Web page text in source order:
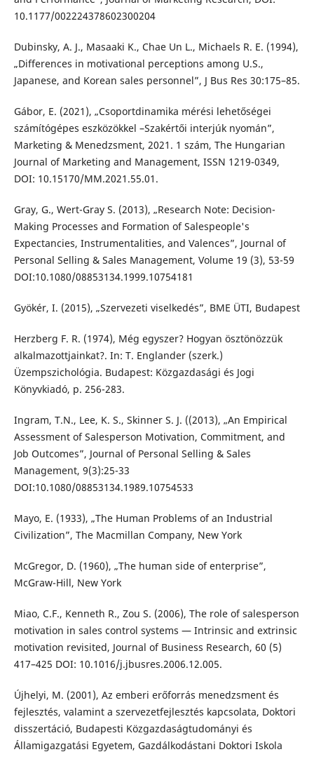
10.1177/002224378602300204
Dubinsky, A. J., Masaaki K., Chae Un L., Michaels R. E. (1994),
„Differences in motivational perceptions among U.S.,
Japanese, and Korean sales personnel”, J Bus Res 30:175–85.
Gábor, E. (2021), „Csoportdinamika mérési lehetőségei
számítógépes eszközökkel –Szakértői interjúk nyomán”,
Marketing & Menedzsment, 2021. 1 szám, The Hungarian
Journal of Marketing and Management, ISSN 1219-0349,
DOI: 10.15170/MM.2021.55.01.
Gray, G., Wert-Gray S. (2013), „Research Note: Decision-
Making Processes and Formation of Salespeople's
Expectancies, Instrumentalities, and Valences”, Journal of
Personal Selling & Sales Management, Volume 19 (3), 53-59
DOI:10.1080/08853134.1999.10754181
Gyökér, I. (2015), „Szervezeti viselkedés”, BME ÜTI, Budapest
Herzberg F. R. (1974), Még egyszer? Hogyan ösztönözzük
alkalmazottjainkat?. In: T. Englander (szerk.)
Üzempszichológia. Budapest: Közgazdasági és Jogi
Könyvkiadó, p. 256-283.
Ingram, T.N., Lee, K. S., Skinner S. J. ((2013), „An Empirical
Assessment of Salesperson Motivation, Commitment, and
Job Outcomes”, Journal of Personal Selling & Sales
Management, 9(3):25-33
DOI:10.1080/08853134.1989.10754533
Mayo, E. (1933), „The Human Problems of an Industrial
Civilization”, The Macmillan Company, New York
McGregor, D. (1960), „The human side of enterprise”,
McGraw-Hill, New York
Miao, C.F., Kenneth R., Zou S. (2006), The role of salesperson
motivation in sales control systems — Intrinsic and extrinsic
motivation revisited, Journal of Business Research, 60 (5)
417–425 DOI: 10.1016/j.jbusres.2006.12.005.
Újhelyi, M. (2001), Az emberi erőforrás menedzsment és
fejlesztés, valamint a szervezetfejlesztés kapcsolata, Doktori
disszertáció, Budapesti Közgazdaságtudományi és
Államigazgatási Egyetem, Gazdálkodástani Doktori Iskola